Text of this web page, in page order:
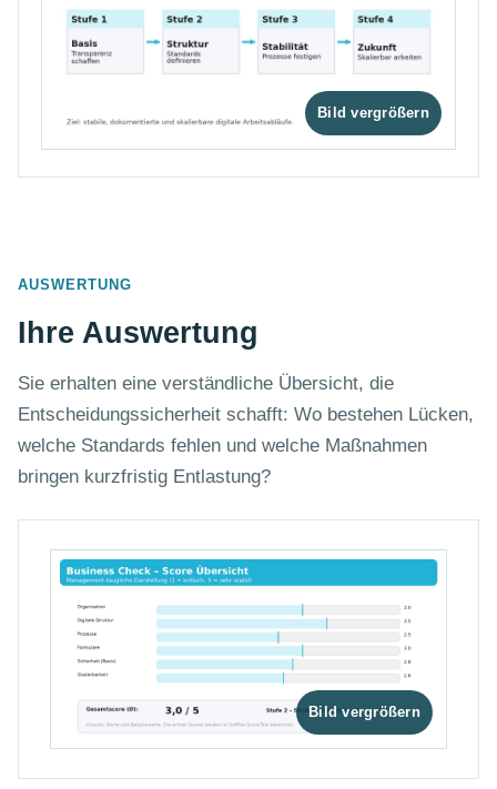
AUSWERTUNG
Ihre Auswertung
Sie erhalten eine verständliche Übersicht, die
Entscheidungssicherheit schafft: Wo bestehen Lücken,
welche Standards fehlen und welche Maßnahmen
bringen kurzfristig Entlastung?